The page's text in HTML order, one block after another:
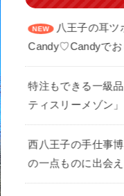
八王子の耳ツ
Candy♡Candyでお
特注もできる一級
ティスリーメゾン
西八王子の手仕事
の一点ものに出会